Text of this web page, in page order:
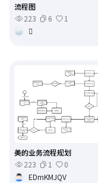
流程图
223
6
1

美的业务流程规划
223
1
0
EDmKMJQV